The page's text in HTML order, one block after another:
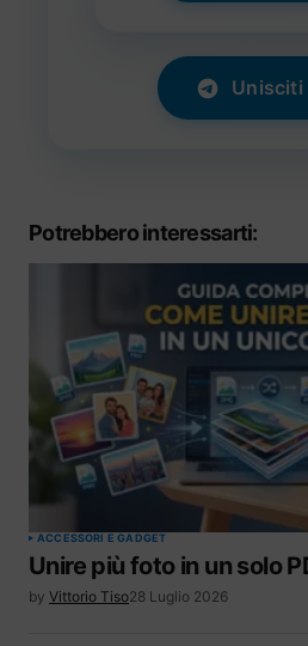
Unisciti
Potrebbero interessarti:
ACCESSORI E GADGET
Unire più foto in un solo
by Vittorio Tiso28 Luglio 2026